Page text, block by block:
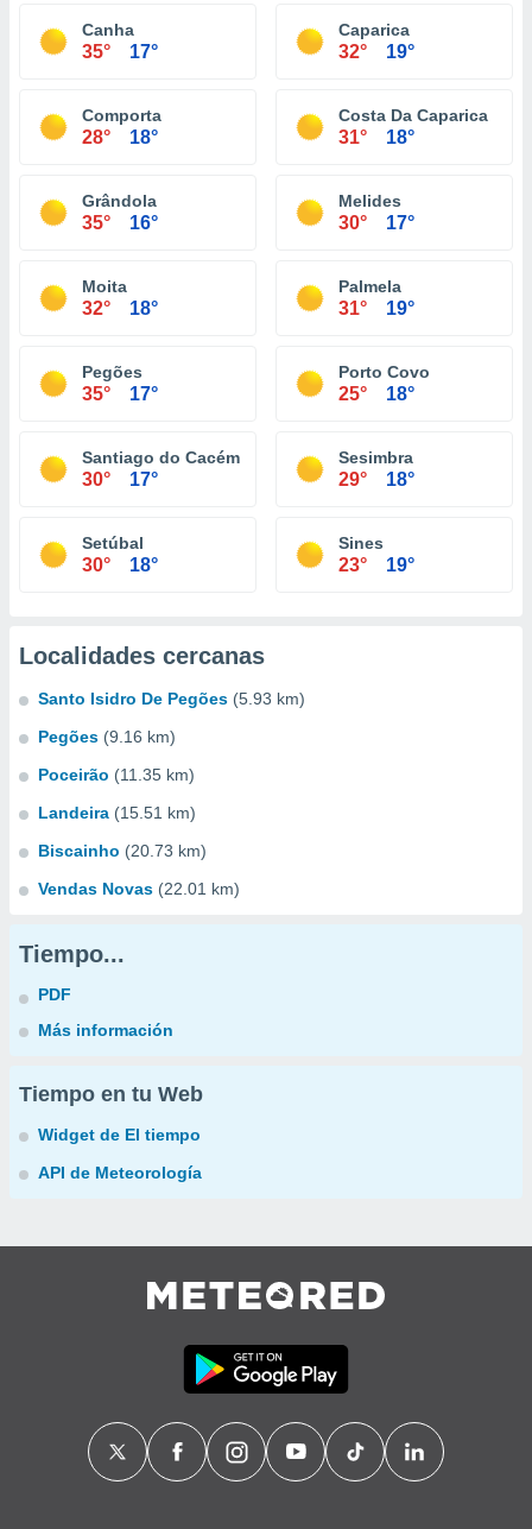
Canha
35° 17°
Caparica
32° 19°
Comporta
28° 18°
Costa Da Caparica
31° 18°
Grândola
35° 16°
Melides
30° 17°
Moita
32° 18°
Palmela
31° 19°
Pegões
35° 17°
Porto Covo
25° 18°
Santiago do Cacém
30° 17°
Sesimbra
29° 18°
Setúbal
30° 18°
Sines
23° 19°
Localidades cercanas
Santo Isidro De Pegões (5.93 km)
Pegões (9.16 km)
Poceirão (11.35 km)
Landeira (15.51 km)
Biscainho (20.73 km)
Vendas Novas (22.01 km)
Tiempo...
PDF
Más información
Tiempo en tu Web
Widget de El tiempo
API de Meteorología